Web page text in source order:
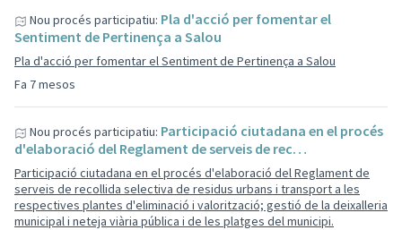
Fa 7 mesos
Nou procés participatiu: Pla d'acció per fomentar el
Sentiment de Pertinença a Salou
Pla d'acció per fomentar el Sentiment de Pertinença a Salou
Nou procés participatiu: Participació ciutadana en el procés
d'elaboració del Reglament de serveis de rec…
Participació ciutadana en el procés d'elaboració del Reglament de
serveis de recollida selectiva de residus urbans i transport a les
respectives plantes d'eliminació i valorització; gestió de la deixalleria
municipal i neteja viària pública i de les platges del municipi.